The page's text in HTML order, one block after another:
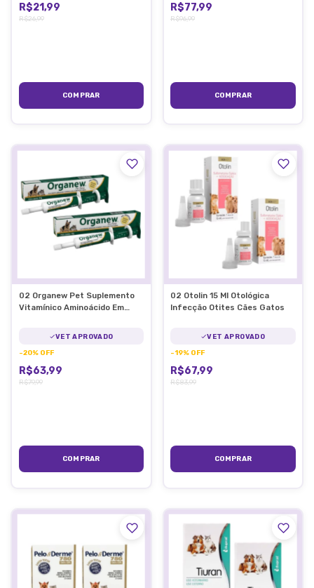
R$21,99
R$26,99
R$77,99
R$96,99
02 Organew Pet Suplemento
Vitamínico Aminoácido Em
VET APROVADO
-20% OFF
R$63,99
R$79,99
02 Otolin 15 Ml Otológica
Infecção Otites Cães Gatos
VET APROVADO
-19% OFF
R$67,99
R$83,99